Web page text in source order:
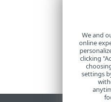
We and
online
clicking
settings